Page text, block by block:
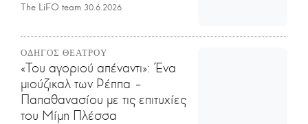
The LiFO team 30.6.2026
ΟΔΗΓΟΣ ΘΕΑΤΡΟΥ
«Του αγοριού απέναντι»: Ένα
μιούζικαλ των Ρέππα –
Παπαθανασίου με τις επιτυχίες
του Μίμη Πλέσσα